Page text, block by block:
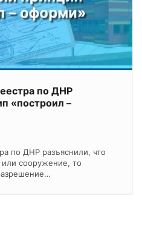
по ДНР
«построил –
по ДНР разъяснили, что
сооружение, то